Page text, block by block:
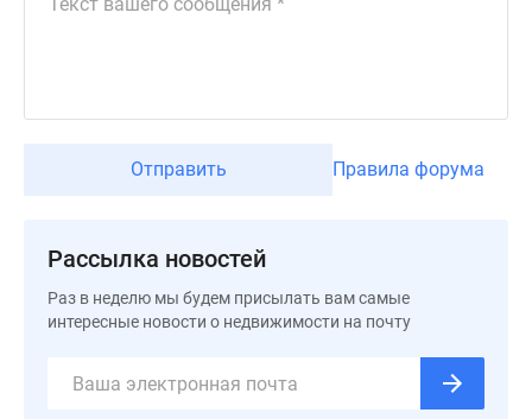
новостроек
Москве
реновации
Отправить Правила форума
Рассылка новостей
Раз в неделю мы будем присылать вам самые
интересные новости о недвижимости на почту